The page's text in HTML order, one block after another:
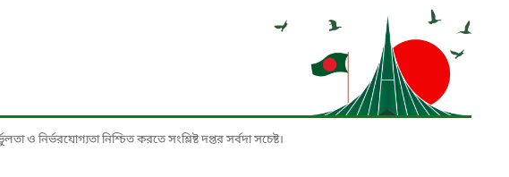
ও নির্ভরযোগ্যতা নিশ্চিত করতে সংশ্লিষ্ট দপ্তর সর্বদা সচেষ্ট।